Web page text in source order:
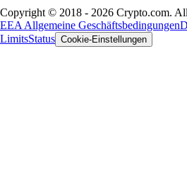
Copyright © 2018 - 2026 Crypto.com.
EEA Allgemeine Geschäftsbedingungen
LimitsStatus Cookie-Einstellungen